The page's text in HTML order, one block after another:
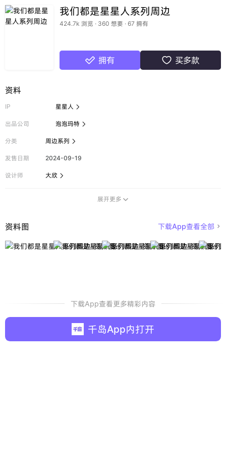
我们都是星星人系列周边
424.7k 浏览 · 360 想要 · 67 拥有
 拥有  买多款
资料
IP 星星人 
出品公司 泡泡玛特 
分类 周边系列 
发售日期 2024-09-19
设计师 大欣 
展开更多 
资料图 下载App查看全部 
下载App查看更多精彩内容
千岛App内打开